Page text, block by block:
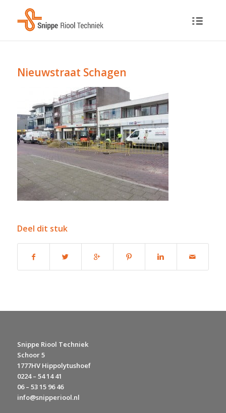
Nieuwstraat Schagen
Deel dit stuk
Snippe Riool Techniek
Schoor 5
1777HV Hippolytushoef
0224 – 54 14 41
06 – 53 15 96 46
info@snipperiool.nl